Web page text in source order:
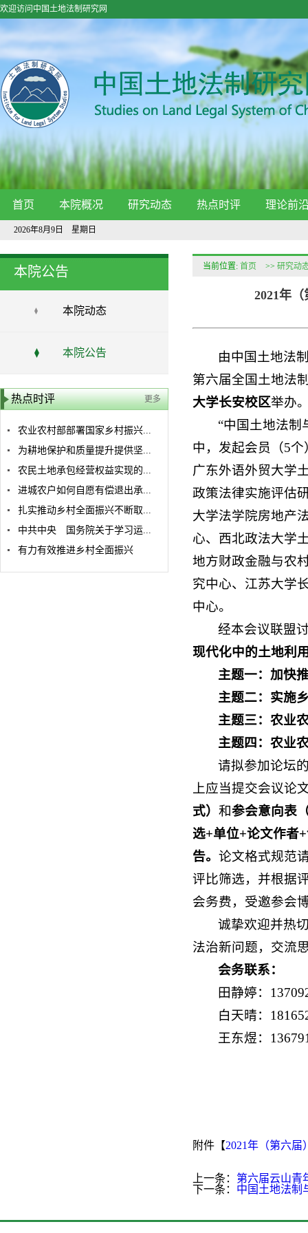
欢迎访问中国土地法制研究网
首页 本院概况 研究动态 热点时评 理论前
2026年8月9日 星期日
本院公告
本院动态
本院公告
热点时评 更多
农业农村部部署国家乡村振兴...
为耕地保护和质量提升提供坚...
农民土地承包经营权益实现的...
进城农户如何自愿有偿退出承...
扎实推动乡村全面振兴不断取...
中共中央 国务院关于学习运...
有力有效推进乡村全面振兴
当前位置: 首页 >> 研究动
2021年
由中国土地法
第六届全国土地法
大学长安校区举办
“中国土地法制
中，发起会员（5
广东外语外贸大学
政策法律实施评估
大学法学院房地产
心、西北政法大学
地方财政金融与农
究中心、江苏大学
中心。
经本会议联盟
现代化中的土地利
主题一：加快
主题二：实施
主题三：农业
主题四：农业
请拟参加论坛
上应当提交会议论
式） 和参会意向表
选+单位+论文作者
告。 论文格式规范
评比筛选，并根据
会务费，受邀参会
诚挚欢迎并热
法治新问题，交流
会务联系：
田静婷：
白天晴：
王东煜：
附件【2021年（第六
上一条： 第六届云山青
下一条： 中国土地法制